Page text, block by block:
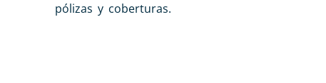
pólizas y coberturas.